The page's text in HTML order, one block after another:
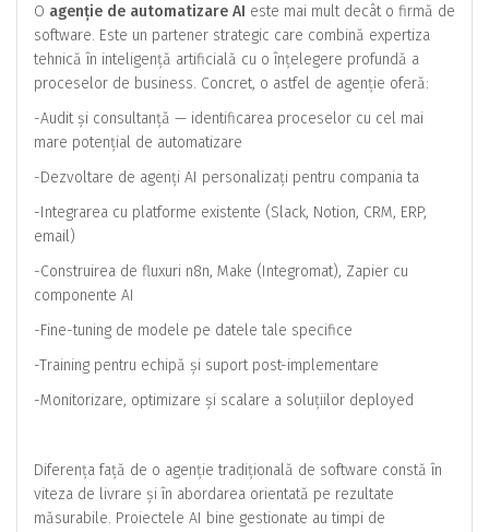
O agenție de automatizare AI este mai mult decât o firmă de
software. Este un partener strategic care combină expertiza
tehnică în inteligență artificială cu o înțelegere profundă a
proceselor de business. Concret, o astfel de agenție oferă:
-Audit și consultanță — identificarea proceselor cu cel mai
mare potențial de automatizare
-Dezvoltare de agenți AI personalizați pentru compania ta
-Integrarea cu platforme existente (Slack, Notion, CRM, ERP,
email)
-Construirea de fluxuri n8n, Make (Integromat), Zapier cu
componente AI
-Fine-tuning de modele pe datele tale specifice
-Training pentru echipă și suport post-implementare
-Monitorizare, optimizare și scalare a soluțiilor deployed
Diferența față de o agenție tradițională de software constă în
viteza de livrare și în abordarea orientată pe rezultate
măsurabile. Proiectele AI bine gestionate au timpi de